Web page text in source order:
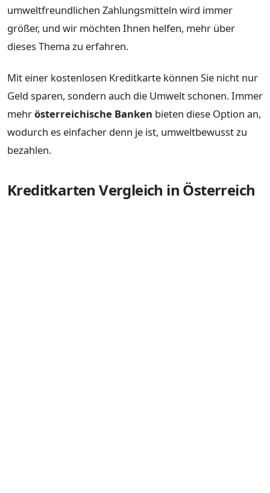
umweltfreundlichen Zahlungsmitteln wird immer
größer, und wir möchten Ihnen helfen, mehr über
dieses Thema zu erfahren.
Mit einer kostenlosen Kreditkarte können Sie nicht nur
Geld sparen, sondern auch die Umwelt schonen. Immer
mehrösterreichische Banken bieten diese Option an,
wodurch es einfacher denn je ist, umweltbewusst zu
bezahlen.
Kreditkarten Vergleich in Österreich